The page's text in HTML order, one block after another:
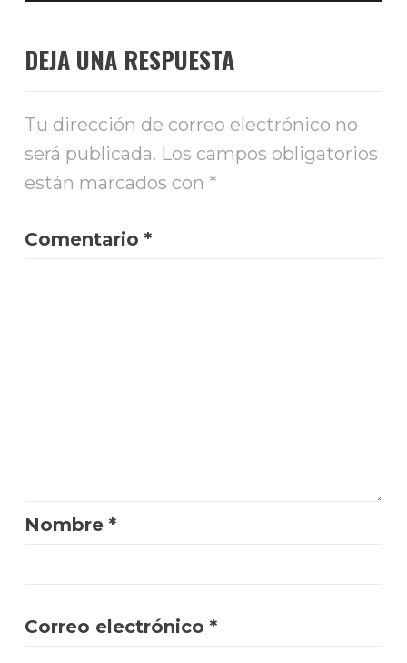
DEJA UNA RESPUESTA
Tu dirección de correo electrónico no
será publicada. Los campos obligatorios
están marcados con *
Comentario *
Nombre *
Correo electrónico *